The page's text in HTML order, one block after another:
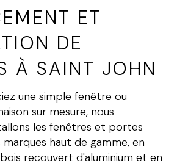
ET
DE
À SAINT JOHN
une simple fenêtre ou
sur mesure, nous
les fenêtres et portes
haut de gamme, en
recouvert d'aluminium et en